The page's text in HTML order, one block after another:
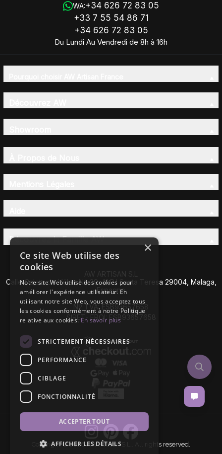
WA:+34 626 72 83 05
+33 7 55 54 86 71
+34 626 72 83 05
Du Lundi Au Vendredi de 8h à 16h
Découvrez la Famille AW
AW ARTISAN S.L
Calle Caleta de Vélez Nº 39-41 P.I Santa Teresa 29004, Malaga,
Espagne
Nº TVA: ESB93657658
SIRET- EROI: ESB93657658
Copyright © 2026 AW Artisan S.L,. All rights reserved.
×
Ce site Web utilise des
cookies
Notre site Web utilise des cookies pour
améliorer l'expérience utilisateur. En
utilisant notre site Web, vous acceptez tous
les cookies conformément à notre Politique
relative aux cookies.En savoir plus
STRICTEMENT NÉCESSAIRES
PERFORMANCE
CIBLAGE
FONCTIONNALITÉ
ACCEPTER TOUT
AFFICHER LES DÉTAILS